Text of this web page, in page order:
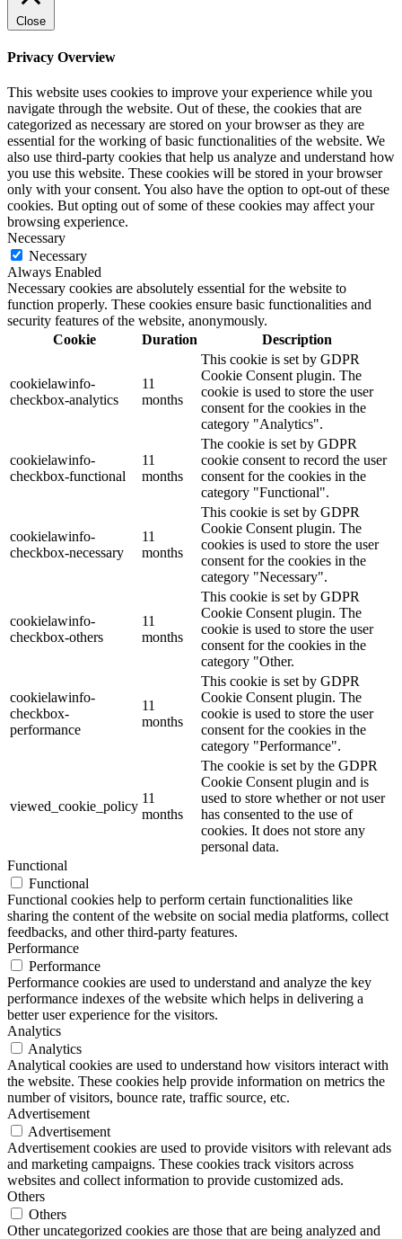
Close
Privacy Overview
This website uses cookies to improve your experience while you
navigate through the website. Out of these, the cookies that are
categorized as necessary are stored on your browser as they are
essential for the working of basic functionalities of the website. We
also use third-party cookies that help us analyze and understand how
you use this website. These cookies will be stored in your browser
only with your consent. You also have the option to opt-out of these
cookies. But opting out of some of these cookies may affect your
browsing experience.
Necessary
Necessary
Always Enabled
Necessary cookies are absolutely essential for the website to
function properly. These cookies ensure basic functionalities and
security features of the website, anonymously.
Cookie
Duration Description
cookielawinfo-
checkbox-analytics
11
months
This cookie is set by GDPR
Cookie Consent plugin. The
cookie is used to store the user
consent for the cookies in the
category "Analytics".
cookielawinfo-
checkbox-functional
11
months
The cookie is set by GDPR
cookie consent to record the user
consent for the cookies in the
category "Functional".
cookielawinfo-
checkbox-necessary
11
months
This cookie is set by GDPR
Cookie Consent plugin. The
cookies is used to store the user
consent for the cookies in the
category "Necessary".
cookielawinfo-
checkbox-others
11
months
This cookie is set by GDPR
Cookie Consent plugin. The
cookie is used to store the user
consent for the cookies in the
category "Other.
cookielawinfo-
checkbox-
performance
11
months
This cookie is set by GDPR
Cookie Consent plugin. The
cookie is used to store the user
consent for the cookies in the
category "Performance".
viewed_cookie_policy
11
months
The cookie is set by the GDPR
Cookie Consent plugin and is
used to store whether or not user
has consented to the use of
cookies. It does not store any
personal data.
Functional
Functional
Functional cookies help to perform certain functionalities like
sharing the content of the website on social media platforms, collect
feedbacks, and other third-party features.
Performance
Performance
Performance cookies are used to understand and analyze the key
performance indexes of the website which helps in delivering a
better user experience for the visitors.
Analytics
Analytics
Analytical cookies are used to understand how visitors interact with
the website. These cookies help provide information on metrics the
number of visitors, bounce rate, traffic source, etc.
Advertisement
Advertisement
Advertisement cookies are used to provide visitors with relevant ads
and marketing campaigns. These cookies track visitors across
websites and collect information to provide customized ads.
Others
Others
Other uncategorized cookies are those that are being analyzed and